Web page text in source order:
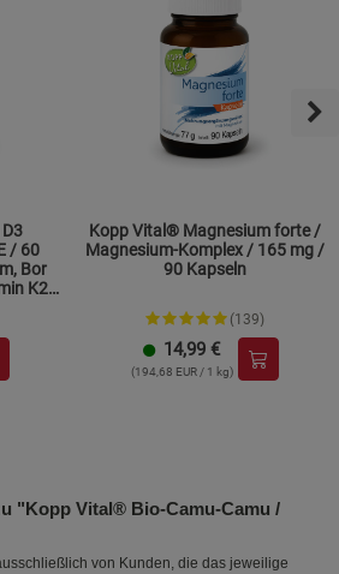
/ 60
Bor
K2
Kopp Vital® Magnesium forte /
Magnesium-Komplex / 165 mg /
90 Kapseln
(139)
14,99 €
(194,68 EUR / 1 kg)
"Kopp Vital® Bio-Camu-Camu /
von Kunden, die das jeweilige